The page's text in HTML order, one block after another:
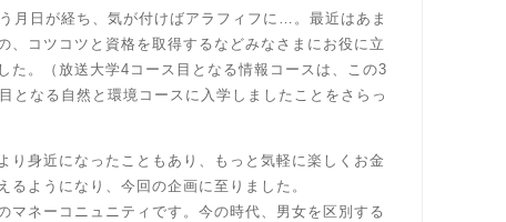
月日が経ち、気が付けばアラフィフに…。最近はあま
、コツコツと資格を取得するなどみなさまにお役に立
た。（放送大学4コース目となる情報コースは、この3
となる自然と環境コースに入学しましたことをさらっ
身近になったこともあり、もっと気軽に楽しくお金
ようになり、今回の企画に至りました。
ネーコニュニティです。今の時代、男女を区別する